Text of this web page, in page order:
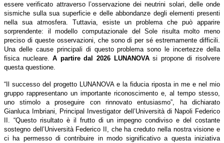
essere verificato attraverso l’osservazione dei neutrini solari, delle onde
sismiche sulla sua superficie e delle abbondanze degli elementi presenti
nella sua atmosfera. Tuttavia, esiste un problema che può apparire
sorprendente: il modello computazionale del Sole risulta molto meno
preciso di queste osservazioni, che sono di per sé estremamente difficili.
Una delle cause principali di questo problema sono le incertezze della
fisica nucleare.A partire dal 2026 LUNANOVAsi propone di risolvere
questa questione.
“Il successo del progetto LUNANOVA e la fiducia riposta in me e nel mio
gruppo rappresentano un importante riconoscimento e, al tempo stesso,
uno stimolo a proseguire con rinnovato entusiasmo”, ha dichiarato
Gianluca Imbriani, Principal Investigator dell’Università di Napoli Federico
II. “Questo risultato è il frutto di un impegno condiviso e del costante
sostegno dell’Università Federico II, che ha creduto nella nostra visione e
ci ha permesso di contribuire in modo significativo a questa iniziativa